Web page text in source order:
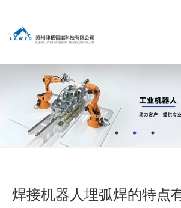
焊接机器人埋弧焊的特点